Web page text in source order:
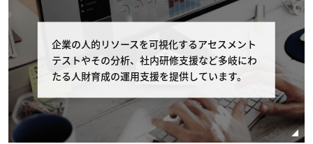
りとします。なお以下の該当日が弊社休業日にあ
たる場合は直前の弊社営業日を申し出の期限とし
ます。 受講費用の支払いが完了している場合、
コース開催初日の11営業日以前のキャンセルに
関しては全額返金を致します。 また、受講費用
日の10営業日以内（10営業日前含む）のキャン
セルに関しては、受講費用の全額をお支払いいた
だものとし、受講費用の返金は行いません。 但
企業の人的リソースを可視化するアセスメント
テストやその分析、社内研修支援など多岐にわ
たる人財育成の運用支援を提供しています。